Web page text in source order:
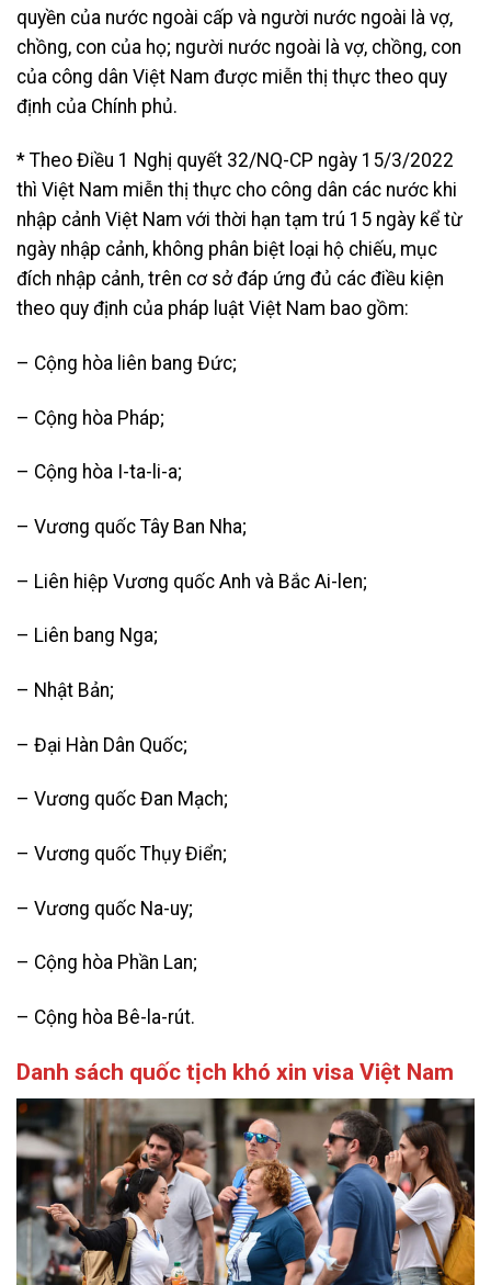
quyền của nước ngoài cấp và người nước ngoài là vợ,
chồng, con của họ; người nước ngoài là vợ, chồng, con
của công dân Việt Nam được miễn thị thực theo quy
định của Chính phủ.
* Theo Điều 1 Nghị quyết 32/NQ-CP ngày 15/3/2022
thì Việt Nam miễn thị thực cho công dân các nước khi
nhập cảnh Việt Nam với thời hạn tạm trú 15 ngày kể từ
ngày nhập cảnh, không phân biệt loại hộ chiếu, mục
đích nhập cảnh, trên cơ sở đáp ứng đủ các điều kiện
theo quy định của pháp luật Việt Nam bao gồm:
– Cộng hòa liên bang Đức;
– Cộng hòa Pháp;
– Cộng hòa I-ta-li-a;
– Vương quốc Tây Ban Nha;
– Liên hiệp Vương quốc Anh và Bắc Ai-len;
– Liên bang Nga;
– Nhật Bản;
– Đại Hàn Dân Quốc;
– Vương quốc Đan Mạch;
– Vương quốc Thụy Điển;
– Vương quốc Na-uy;
– Cộng hòa Phần Lan;
– Cộng hòa Bê-la-rút.
Danh sách quốc tịch khó xin visa Việt Nam